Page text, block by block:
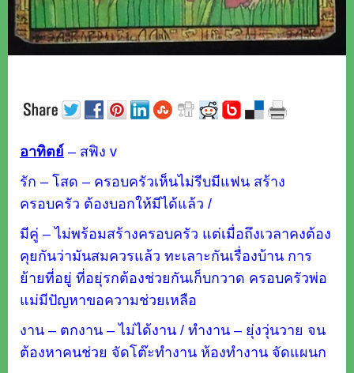
อาทิตย์ – สฟิง v
รัก – โสด – ครอบครัวเห็นไม่รีบมีแฟน สร้าง
ครอบครัว ต้องบอกให้มีได้แล้ว /
มีคู่ – ไม่พร้อมสร้างครอบครัว แต่เมื่อถึงเวลาคงต้อง
คุยกันว่ามันสมควรแล้ว ทะเลาะกันเรื่องบ้าน การ
ย้ายที่อยู่ ที่อยุ่รกต้องช่วยกันเก็บกวาด ครอบครัวพ่อ
แม่มีปัญหาขอความช่วยเหลือ
งาน – ตกงาน – ไม่ได้งาน / ทำงาน – ยุ่งวุ่นวาย จน
ต้องหาคนช่วย จัดโต๊ะทำงาน ห้องทำงาน จัดแผนก